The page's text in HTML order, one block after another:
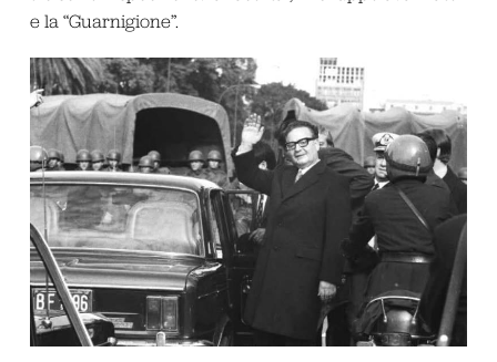
e la “Guarnigione”.